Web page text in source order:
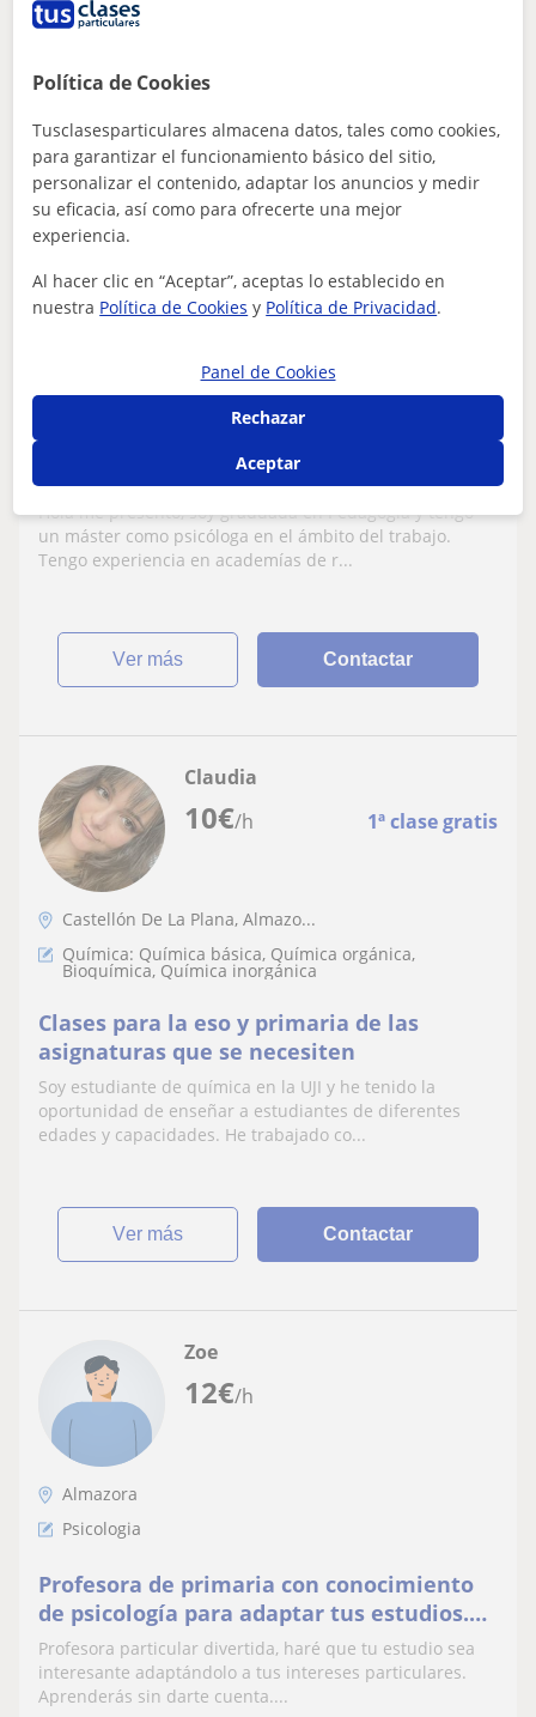
Beatrice Elena
ESO
Tengo experiencia impartiendo clases
motor que hace que evolucionamos. Doy
clases de repaso a Primaria y primeros
Hola me presento, soy graduada en Pedagogía y tengo
un máster como psicóloga en el ámbito del trabajo.
Tengo experiencia en academías de r...
ver más Contactar
10€/h 1ª clase gratis
Claudia
Castellón De La Plana, Almazo...
Química: Química básica, Química orgánica,
Bioquímica, Química inorgánica
Clases para la eso y primaria de las
asignaturas que se necesiten
Soy estudiante de química en la UJI y he tenido la
oportunidad de enseñar a estudiantes de diferentes
edades y capacidades. He trabajado co...
ver más Contactar
12€/h
Zoe
Almazora
Psicologia
Profesora de primaria con conocimiento
de psicología para adaptar tus estudios.
Me adapto a todas las edades.
Profesora particular divertida, haré que tu estudio sea
interesante adaptándolo a tus intereses particulares.
Aprenderás sin darte cuenta....
Política de Cookies
Tusclasesparticulares almacena datos, tales como cookies,
para garantizar el funcionamiento básico del sitio,
personalizar el contenido, adaptar los anuncios y medir
su eficacia, así como para ofrecerte una mejor
experiencia.
Al hacer clic en “Aceptar”, aceptas lo establecido en
nuestra Política de Cookies y Política de Privacidad.
Panel de Cookies
Rechazar
Aceptar